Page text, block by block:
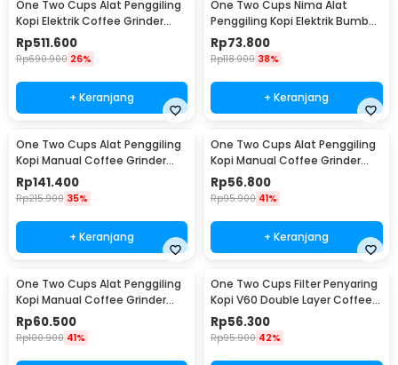
One Two Cups Alat Penggiling
Kopi Elektrik Coffee Grinder
Adjustable - 600N
Rp511.600
Rp690.900 26%
+ Keranjang
One Two Cups Nima Alat
Penggiling Kopi Elektrik Bumbu
Coffee Grinder - NM-8300
Rp73.800
Rp118.900 38%
+ Keranjang
One Two Cups Alat Penggiling
Kopi Manual Coffee Grinder
Wood 30g - CW85532
Rp141.400
Rp215.900 35%
+ Keranjang
One Two Cups Alat Penggiling
Kopi Manual Coffee Grinder
160ml - CF012
Rp56.800
Rp95.900 41%
+ Keranjang
One Two Cups Alat Penggiling
Kopi Manual Coffee Grinder
Adjustable - RHNHA0176
Rp60.500
Rp100.900 41%
One Two Cups Filter Penyaring
Kopi V60 Double Layer Coffee
Filter - FS-40S
Rp56.300
Rp95.900 42%